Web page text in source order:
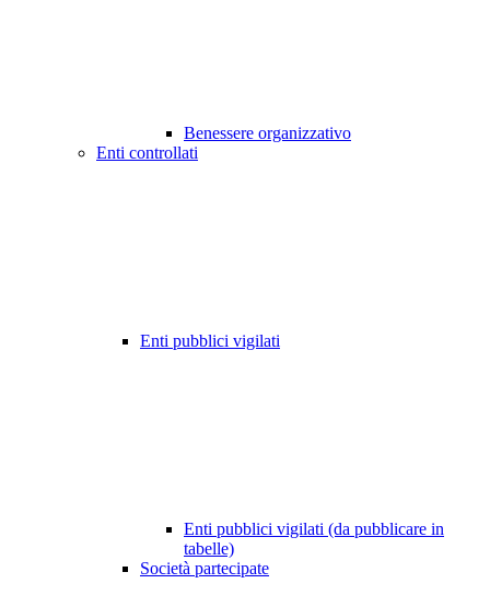
Benessere organizzativo
Enti controllati
Enti pubblici vigilati
Enti pubblici vigilati (da pubblicare in
tabelle)
Società partecipate